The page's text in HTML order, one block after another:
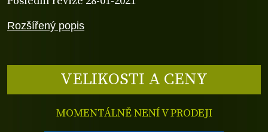
Rozšířený popis
VELIKOSTI A CENY
MOMENTÁLNĚ NENÍ V PRODEJI